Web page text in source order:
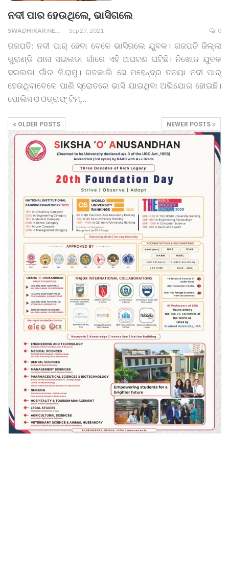
ନଦୀ ପାର ହେଉଥିଲେ, ଭାସିଗଲେ
SWADHIKAR NEWS Sep 27, 2021 0
ଗଜପତି: ନଦୀ ପାର୍ ହେବା ବେଳେ ଭାସିଗଲେ ଯୁବକ। ଗଜପତି ଜିଲ୍ଲା
ଗୁରାଣ୍ଡି ଥାନା ସଇଲଡା ଗାଁରେ ଏହି ଅଘଟଣ ଘଟିଛି। ନିଖୋଜ ଯୁବକ
ସଇଲଡା ଗାଁର ଜି.ରାମୁ। ଗତକାଲି ସେ ମହେନ୍ଦ୍ର ତନୟା ନଦୀ ପାର୍
ହେଉଥିବାବେଳେ ପାଣି ସ୍ରୋତରେ ଭାସି ଯାଇଥିବା ଅଭିଯୋଗ ହୋଇଛି।
ପୋଲିସ ଓ ଓଡ୍ରାଫ୍ ଟିମ୍…
OLDER POSTS NEWER POSTS